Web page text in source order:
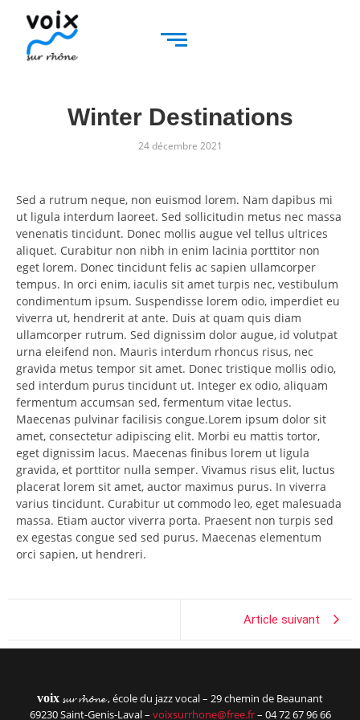
Winter Destinations
24 décembre 2021
Sed a rutrum neque, non euismod lorem. Nam dapibus mi
ut ligula interdum laoreet. Sed sollicitudin metus nec massa
venenatis tincidunt. Donec mollis augue vel tellus ultrices
aliquet. Curabitur non nibh in enim lacinia porttitor non
eget lorem. Donec tincidunt felis ac sapien ullamcorper
tempus. In orci enim, iaculis sit amet turpis nec, vestibulum
condimentum ipsum. Suspendisse lorem odio, imperdiet eu
viverra ut, hendrerit at ante. Duis at quam quis diam
ullamcorper rutrum. Sed dignissim dolor augue, id volutpat
urna eleifend non. Mauris interdum rhoncus risus, nec
gravida metus tempor sit amet. Donec tristique mollis odio,
sed interdum purus tincidunt ut. Integer ex odio, aliquam
fermentum accumsan sed, fermentum vitae lectus.
Maecenas pulvinar facilisis congue.Lorem ipsum dolor sit
amet, consectetur adipiscing elit. Morbi eu mattis tortor,
eget dignissim lacus. Maecenas finibus lorem ut ligula
gravida, et porttitor nulla semper. Vivamus risus elit, luctus
placerat lorem sit amet, auctor maximus purus. In viverra
varius tincidunt. Curabitur ut commodo leo, eget malesuada
massa. Etiam auctor viverra porta. Praesent non turpis sed
ex egestas congue sed sed purus. Maecenas elementum
orci sapien, ut hendreri.
Article suivant
voix sur rhône, école du jazz vocal – 29 chemin de Beaunant
69230 Saint-Genis-Laval – voixsurrhone@free.fr– 04 72 67 96 66